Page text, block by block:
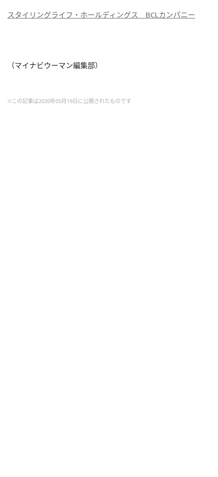
スタイリングライフ・ホールディングス BCLカンパニー
（マイナビウーマン編集部）
※この記事は2020年05月19日に公開されたものです